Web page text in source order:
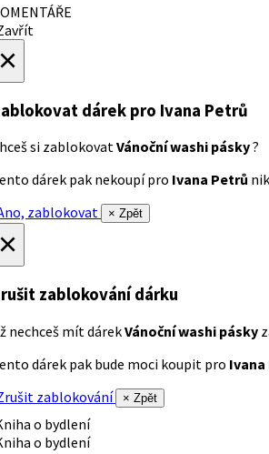
dárek pro Ivana Petrů
si zablokovatVánoční washi pásky?
dárek pak nekoupí pro Ivana Petrů
zablokovat
× Zpět
zablokování dárku
nechceš mít dárekVánoční washi pásky
dárek pak bude moci koupit pro
zablokování
× Zpět